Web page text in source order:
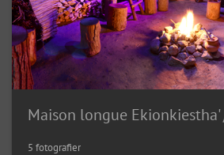
5 fotografier